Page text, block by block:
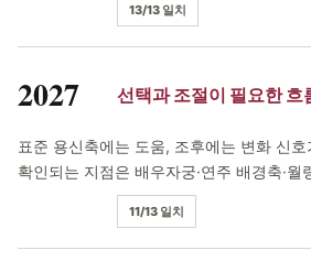
13/13 일치
2027 선택과 조절이 필요한 흐
표준 용신축에는 도움, 조후에는 변화 신
확인되는 지점은 배우자궁·연주 배경축·월
11/13 일치